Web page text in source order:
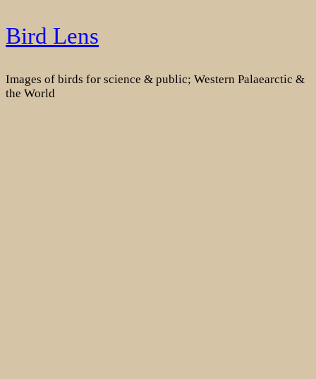
Skip
to
Bird Lens
Images of birds for science & public; Western Palaearctic &
the World